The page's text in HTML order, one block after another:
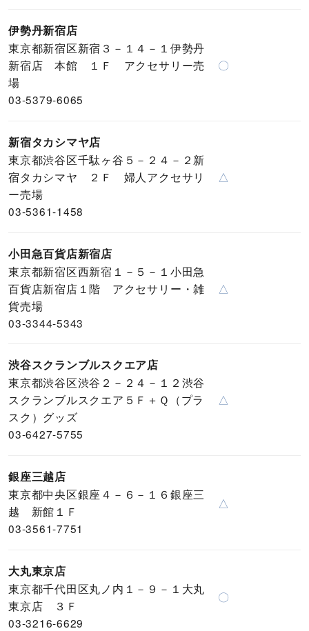
伊勢丹新宿店
東京都新宿区新宿３－１４－１伊勢丹
新宿店 本館 １Ｆ アクセサリー売
場
03-5379-6065
〇
新宿タカシマヤ店
東京都渋谷区千駄ヶ谷５－２４－２新
宿タカシマヤ ２Ｆ 婦人アクセサリ
ー売場
03-5361-1458
△
小田急百貨店新宿店
東京都新宿区西新宿１－５－１小田急
百貨店新宿店１階 アクセサリー・雑
貨売場
03-3344-5343
△
渋谷スクランブルスクエア店
東京都渋谷区渋谷２－２４－１２渋谷
スクランブルスクエア５Ｆ＋Ｑ（プラ
スク）グッズ
03-6427-5755
△
銀座三越店
東京都中央区銀座４－６－１６銀座三
越 新館１Ｆ
03-3561-7751
△
大丸東京店
東京都千代田区丸ノ内１－９－１大丸
東京店 ３Ｆ
03-3216-6629
〇